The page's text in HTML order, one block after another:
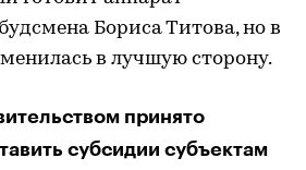
Бориса Титова, но в
в лучшую сторону.
принято
субсидии субъектам